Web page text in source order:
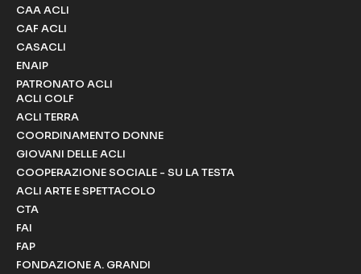
CAA ACLI
CAF ACLI
CASACLI
ENAIP
PATRONATO ACLI
ACLI COLF
ACLI TERRA
COORDINAMENTO DONNE
GIOVANI DELLE ACLI
COOPERAZIONE SOCIALE - SU LA TESTA
ACLI ARTE E SPETTACOLO
CTA
FAI
FAP
FONDAZIONE A. GRANDI